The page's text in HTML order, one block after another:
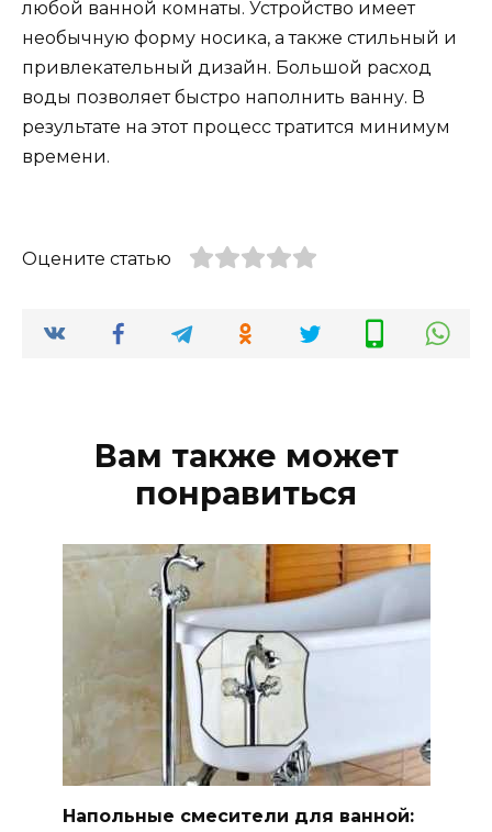
любой ванной комнаты. Устройство имеет
необычную форму носика, а также стильный и
привлекательный дизайн. Большой расход
воды позволяет быстро наполнить ванну. В
результате на этот процесс тратится минимум
времени.
Оцените статью
Вам также может
понравиться
Напольные смесители для ванной: